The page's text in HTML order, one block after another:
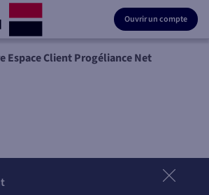
Ouvrir un compte
Espace Client Progéliance Net